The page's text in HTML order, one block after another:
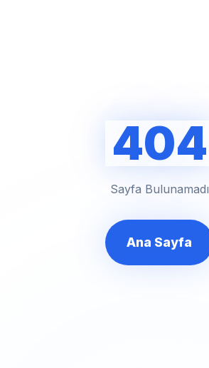
404
Sayfa Bulunamadı
Ana Sayfa